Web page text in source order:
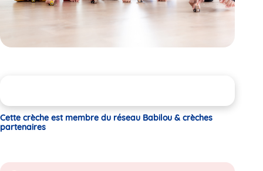
Cette crèche est membre du réseau Babilou & crèches
partenaires